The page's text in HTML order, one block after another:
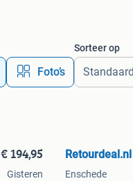
Foto’s
Sorteer op
€ 194,95
Gisteren
Retourdeal.nl
Enschede